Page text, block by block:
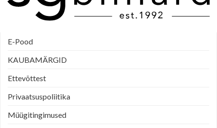
E-Pood
KAUBAMÄRGID
Ettevõttest
Privaatsuspoliitika
Müügitingimused